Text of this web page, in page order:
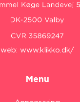
web: www.klikko.dk/
Menu